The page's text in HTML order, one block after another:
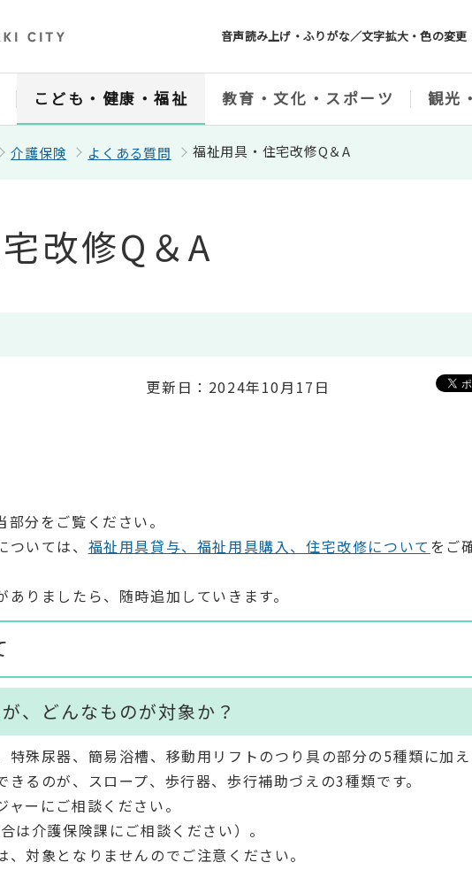
音声読み上げ・ふりがな／文字拡大・色の変更
こども・健康・福祉 教育・文化・スポーツ 観光
介護保険 よくある質問 福祉用具・住宅改修Q＆A
改修Q＆A
更新日：2024年10月17日
分をご覧ください。
いては、 福祉用具貸与、福祉用具購入、住宅改修について をご
りましたら、随時追加していきます。
、どんなものが対象か？
特殊尿器、簡易浴槽、移動用リフトのつり具の部分の5種類に加
るのが、スロープ、歩行器、歩行補助づえの3種類です。
ーにご相談ください。
は介護保険課にご相談ください）。
対象となりませんのでご注意ください。